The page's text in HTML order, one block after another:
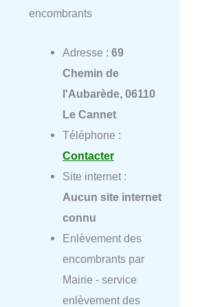
encombrants
Adresse : 69
Chemin de
l'Aubarède, 06110
Le Cannet
Téléphone :
Contacter
Site internet :
Aucun site internet
connu
Enlèvement des
encombrants par
Mairie - service
enlèvement des